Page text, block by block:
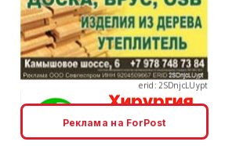
erid: 2SDnjcLUypt
Реклама на ForPost